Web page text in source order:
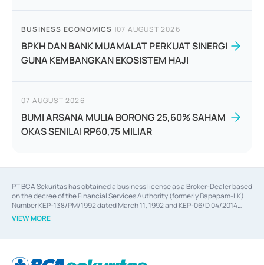
BUSINESS ECONOMICS |07 AUGUST 2026
BPKH DAN BANK MUAMALAT PERKUAT SINERGI
GUNA KEMBANGKAN EKOSISTEM HAJI
07 AUGUST 2026
BUMI ARSANA MULIA BORONG 25,60% SAHAM
OKAS SENILAI RP60,75 MILIAR
PT BCA Sekuritas has obtained a business license as a Broker-Dealer based
on the decree of the Financial Services Authority (formerly Bapepam-LK)
Number KEP-138/PM/1992 dated March 11, 1992 and KEP-06/D.04/2014
dated February 28, 2014, a business license as an Underwriter based on the
decree of the Financial Services Authority Number KEP-12/PM/PEE/1997
Financial Services Authority Number S-67/PM.21/2014 dated February 28,
VIEW MORE